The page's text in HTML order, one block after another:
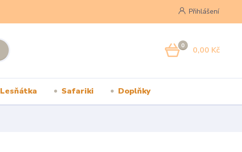
Přihlášení
0 0,00 Kč
Lesňátka Safariki Doplňky